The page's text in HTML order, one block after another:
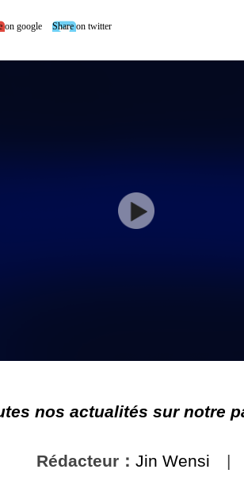
on google
Share on twitter
nos actualités sur notre
Rédacteur： Jin Wensi